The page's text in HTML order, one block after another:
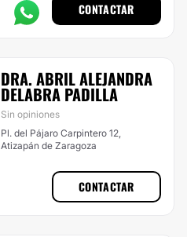
CONTACTAR
DRA. ABRIL ALEJANDRA
DELABRA PADILLA
Sin opiniones
Pl. del Pájaro Carpintero 12,
Atizapán de Zaragoza
CONTACTAR